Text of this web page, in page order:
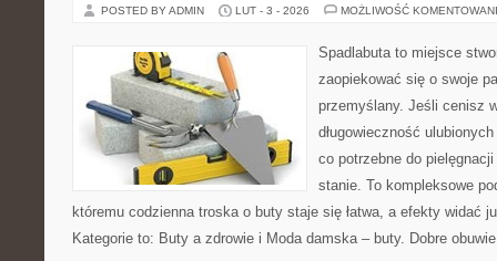
POSTED BY ADMIN LUT - 3 - 2026 MOŻLIWOŚĆ
Spadlabuta to miejsce
zaopiekować się o swoje
przemyślany. Jeśli cenisz
długowieczność
co potrzebne do
stanie. To kompleksowe
któremu codzienna troska o buty staje się łatwa, a efekty widać
Kategorie to: Buty a zdrowie i Moda damska – buty. Dobre